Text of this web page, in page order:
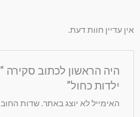
אין עדיין חוות דעת.
היה הראשון לכתוב סקירה
ילדות כחול”
האימייל לא יוצג באתר.שדות